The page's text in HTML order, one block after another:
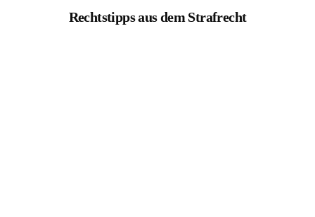
Rechtstipps aus dem Strafrecht